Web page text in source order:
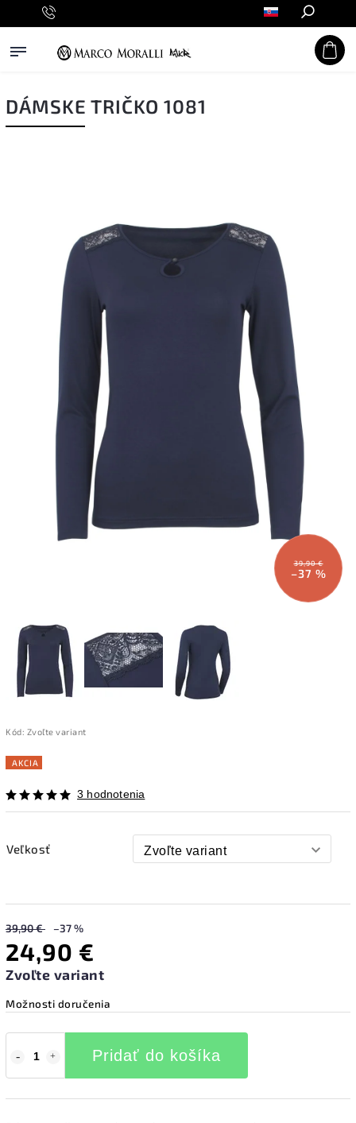
Hľadať
DÁMSKE TRIČKO 1081
39,90 €
–37 %
Kód: Zvoľte variant
AKCIA
3 hodnotenia
Veľkosť
39,90 € –37 %
24,90 €
Zvoľte variant
Možnosti doručenia
Pridať do košíka